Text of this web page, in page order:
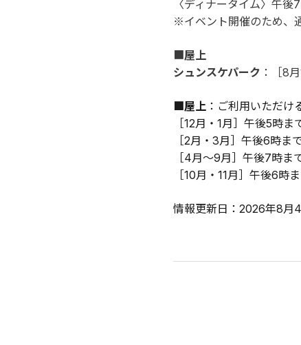
〈ディナータイム〉午後
※イベント開催のため、
■屋上
シュンスケパーク ：［8
■屋上 ：ご利用いただけ
［12月・1月］午後5時ま
［2月・3月］午後6時ま
［4月～9月］午後7時ま
［10月・11月］午後6時
情報更新日：2026年8月4